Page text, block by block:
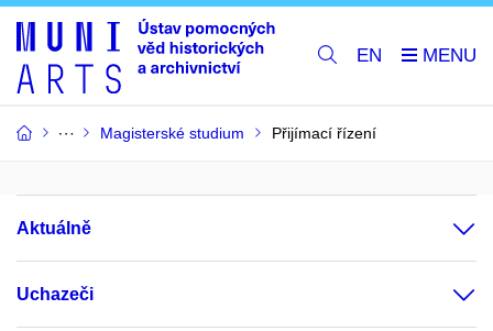
EN
Magisterské studium Přijímací řízení
Aktuálně
Uchazeči